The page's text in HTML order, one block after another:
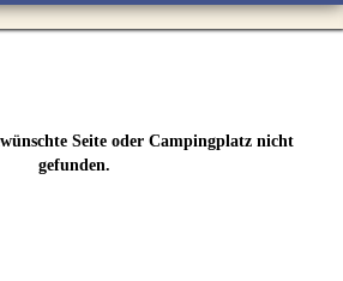
Seite oder Campingplatz nicht
gefunden.